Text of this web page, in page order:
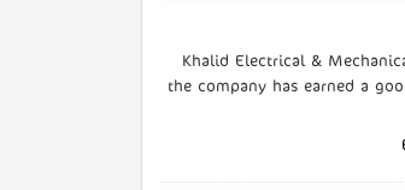
Khalid Electrical &
the company has earned a